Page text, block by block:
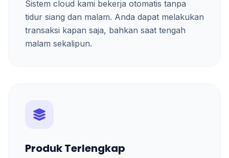
Sistem cloud kami bekerja otomatis tanpa
tidur siang dan malam. Anda dapat melakukan
transaksi kapan saja, bahkan saat tengah
malam sekalipun.
Produk Terlengkap